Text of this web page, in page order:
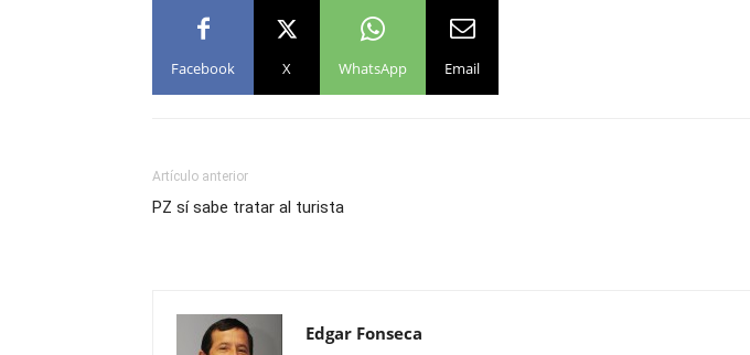
Facebook X WhatsApp Email
Artículo anterior
PZ sí sabe tratar al turista
Edgar Fonseca